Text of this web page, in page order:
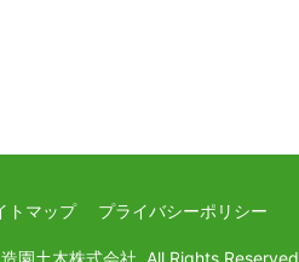
トマップ プライバシーポリシー